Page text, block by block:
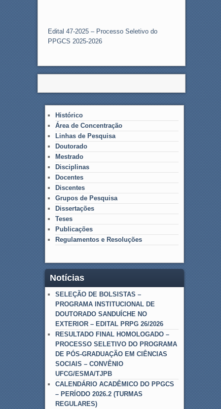
Edital 47-2025 – Processo Seletivo do
PPGCS 2025-2026
Histórico
Área de Concentração
Linhas de Pesquisa
Doutorado
Mestrado
Disciplinas
Docentes
Discentes
Grupos de Pesquisa
Dissertações
Teses
Publicações
Regulamentos e Resoluções
Notícias
SELEÇÃO DE BOLSISTAS –
PROGRAMA INSTITUCIONAL DE
DOUTORADO SANDUÍCHE NO
EXTERIOR – EDITAL PRPG 26/2026
RESULTADO FINAL HOMOLOGADO –
PROCESSO SELETIVO DO PROGRAMA
DE PÓS-GRADUAÇÃO EM CIÊNCIAS
SOCIAIS – CONVÊNIO
UFCG/ESMA/TJPB
CALENDÁRIO ACADÊMICO DO PPGCS
– PERÍODO 2026.2 (TURMAS
REGULARES)